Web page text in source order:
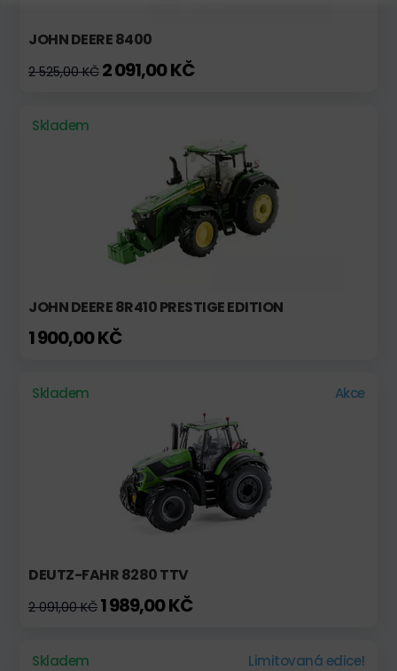
JOHN DEERE 8400
2 525,00 KČ 2 091,00 KČ
Skladem
JOHN DEERE 8R410 PRESTIGE EDITION
1 900,00 KČ
Skladem Akce
DEUTZ-FAHR 8280 TTV
2 091,00 KČ 1 989,00 KČ
Skladem
Limitovaná edice!